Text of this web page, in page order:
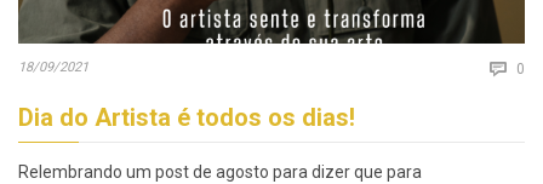
18/09/2021  0
Dia do Artista é todos os dias!
Relembrando um post de agosto para dizer que para